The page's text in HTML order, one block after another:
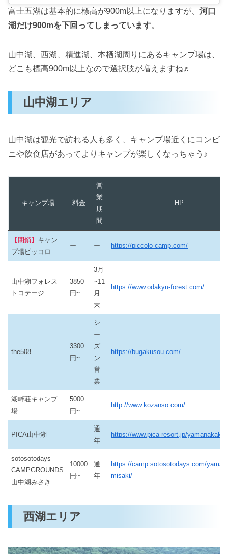
富士五湖は基本的に標高が900m以上になりますが、 河口
湖だけ900mを下回ってしまっています。
山中湖、西湖、精進湖、本栖湖周りにあるキャンプ場は、
どこも標高900m以上なので選択肢が増えますね♬
山中湖エリア
山中湖は観光で訪れる人も多く、キャンプ場近くにコンビ
ニや飲食店があってよりキャンプが楽しくなっちゃう♪
キャンプ場 料金
営
業
期
間
HP
【閉鎖】 キャン
プ場ピッコロ
ー ー https://piccolo-camp.com/
山中湖フォレス
トコテージ
3850
円~
3月
~11
月
末
https://www.odakyu-forest.com/
the508
3300
円~
シ
ー
ズ
ン
営
業
https://bugakusou.com/
湖畔荘キャンプ
場
5000
円~
http://www.kozanso.com/
PICA山中湖
通
年
https://www.pica-resort.jp/yamanakako/
sotosotodays
CAMPGROUNDS
山中湖みさき
10000
円~
通
年
https://camp.sotosotodays.com/
misaki/
西湖エリア